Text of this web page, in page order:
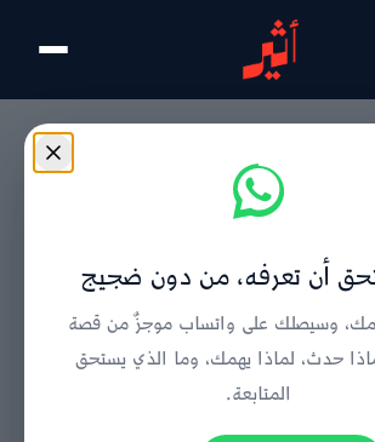
تفاصيل الخبر
الماضي
أن تعرفه، من دون ضجيج
وسيصلك على واتساب موجزٌ من قصة
حدث، لماذا يهمك، وما الذي يستحق
المتابعة.